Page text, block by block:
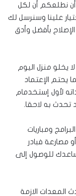
نطلعكم أن لكل
علينا وسنرسل لك
بأفضل وأدق
يخلو منزل اليوم
الإعتماد
لأول إستخدمام
تحدث به لاحقا.
ومباريات
مصارعة فبادر
للوصول إلى
المعدات الازمة